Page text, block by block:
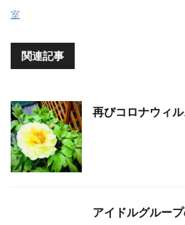
室
関連記事
再びコロナウィ
アイドルグルー